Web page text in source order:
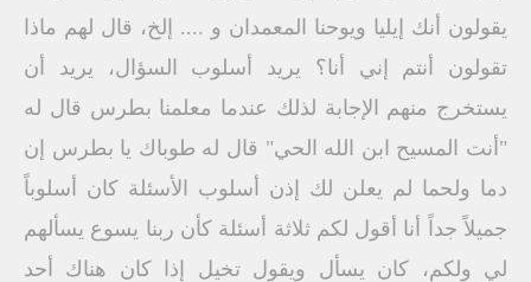
يقولون أنك إيليا ويوحنا المعمدان و .... إلخ، قال لهم ماذا
تقولون أنتم إني أنا؟ يريد أسلوب السؤال، يريد أن
يستخرج منهم الإجابة لذلك عندما معلمنا بطرس قال له
"أنت المسيح ابن الله الحي" قال له طوباك يا بطرس إن
دما ولحما لم يعلن لك إذن أسلوب الأسئلة كان أسلوباً
جميلاً جداً أنا أقول لكم ثلاثة أسئلة كأن ربنا يسوع يسألهم
لي ولكم، كان يسأل ويقول تخيل إذا كان هناك أحد